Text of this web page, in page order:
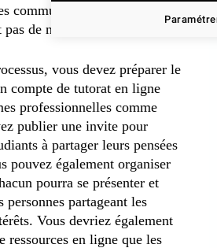
communautés d’apprentissage
de nulle part.
vous devez préparer le
compte de tutorat en ligne
professionnelles comme
publier une invite pour
à partager leurs pensées
pouvez également organiser
pourra se présenter et
personnes partageant les
Vous devriez également
ressources en ligne que les